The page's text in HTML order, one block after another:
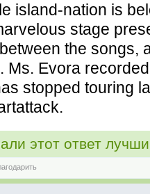
island-nation is
stage
the songs,
Ms. Evora
stopped touring
этот ответ